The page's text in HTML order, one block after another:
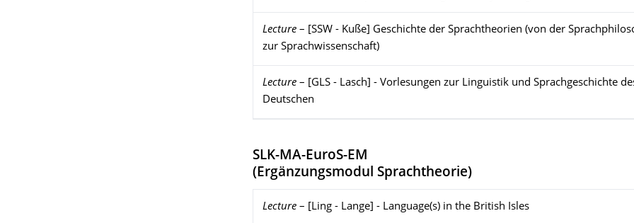
Lecture –
[SSW - Kuße] Geschichte der Sprachtheorien (von der
zur Sprachwissenschaft)
Lecture –
[GLS - Lasch] - Vorlesungen zur Linguistik und Sprachgeschichte
Deutschen
SLK-MA-EuroS-EM
(Ergänzungsmodul Sprachtheorie)
Lecture – [Ling - Lange] - Language(s) in the British Isles